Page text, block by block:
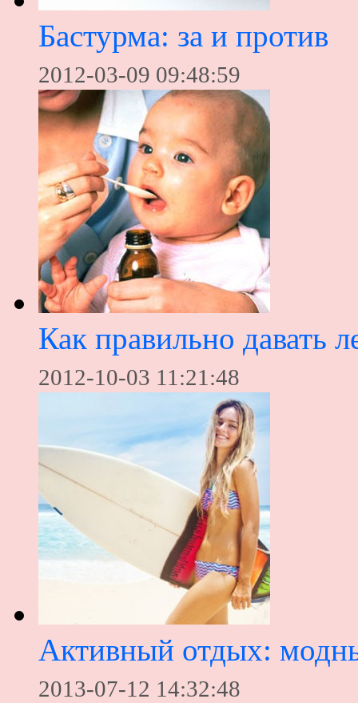
Бастурма: за и против
2012-03-09 09:48:59
Как правильно давать
2012-10-03 11:21:48
Активный отдых:
2013-07-12 14:32:48